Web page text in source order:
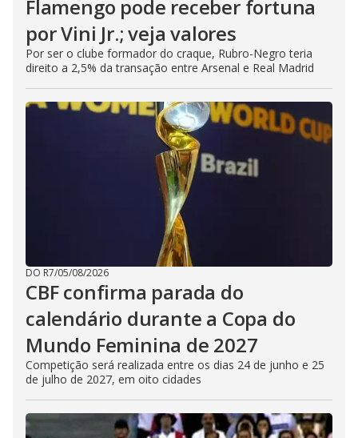
Flamengo pode receber fortuna
por Vini Jr.; veja valores
Por ser o clube formador do craque, Rubro-Negro teria
direito a 2,5% da transação entre Arsenal e Real Madrid
DO R7/05/08/2026
CBF confirma parada do
calendário durante a Copa do
Mundo Feminina de 2027
Competição será realizada entre os dias 24 de junho e 25
de julho de 2027, em oito cidades